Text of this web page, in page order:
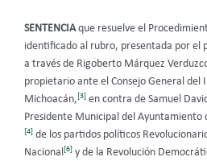
SENTENCIAque resuelve el
identificado al rubro, presentada por el
a través de Rigoberto Márquez
propietario ante el Consejo General del
Michoacán,[3] en contra de Samuel
Presidente Municipal del Ayuntamiento
[4] de los partidos políticos
Nacional [6] y de la Revolución